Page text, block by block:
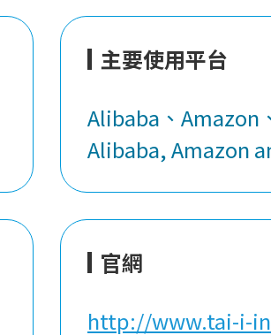
主要使用平台
Alibaba、Amazon
Alibaba, Amazon
官網
http://www.tai-i-